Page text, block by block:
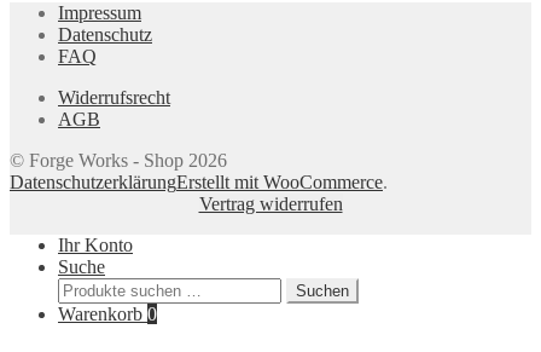
Impressum
Datenschutz
FAQ
Widerrufsrecht
AGB
© Forge Works - Shop 2026
DatenschutzerklärungErstellt mit WooCommerce.
Vertrag widerrufen
Ihr Konto
Suche
Suchen
nach:
Suchen
Warenkorb 0